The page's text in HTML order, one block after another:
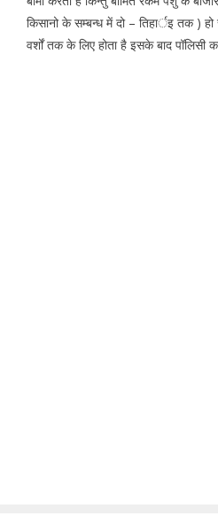
किसानो के सम्बन्ध में दो – तिहार्इ तक )
वर्शों तक के लिए होता है इसके बाद